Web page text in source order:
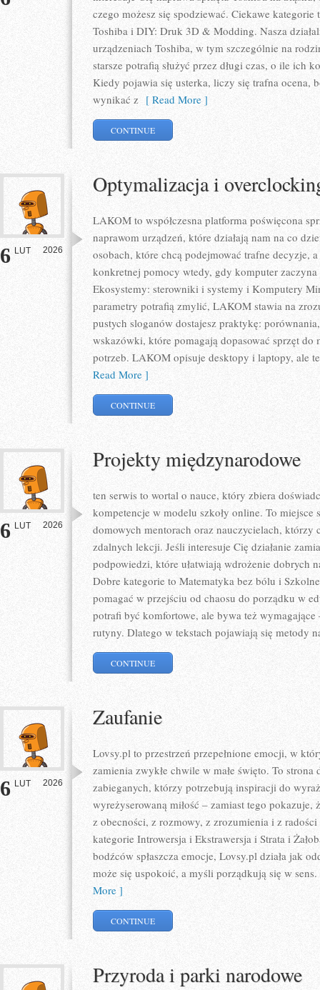
czego możesz się spodziewać. Ciekawe
Toshiba i DIY: Druk 3D & Modding. Nasza
urządzeniach Toshiba, w tym szczególnie na
starsze potrafią służyć przez długi czas, o ile ich
Kiedy pojawia się usterka, liczy się trafna ocena,
wynikać z [ Read More ]
CONTINUE
6 LUT 2026
Optymalizacja i
LAKOM to współczesna platforma poświęcona
naprawom urządzeń, które działają nam na co
osobach, które chcą podejmować trafne decyzje,
konkretnej pomocy wtedy, gdy komputer
Ekosystemy: sterowniki i systemy i Komputery
parametry potrafią zmylić, LAKOM stawia na
pustych sloganów dostajesz praktykę:
wskazówki, które pomagają dopasować sprzęt
potrzeb. LAKOM opisuje desktopy i laptopy, ale
Read More ]
CONTINUE
6 LUT 2026
Projekty międzynarodowe
ten serwis to wortal o nauce, który zbiera
kompetencje w modelu szkoły online. To miejsce
domowych mentorach oraz nauczycielach, którzy
zdalnych lekcji. Jeśli interesuje Cię działanie
podpowiedzi, które ułatwiają wdrożenie dobrych
Dobre kategorie to Matematyka bez bólu i
pomagać w przejściu od chaosu do porządku w
potrafi być komfortowe, ale bywa też
rutyny. Dlatego w tekstach pojawiają się metody
CONTINUE
6 LUT 2026
Zaufanie
Lovsy.pl to przestrzeń przepełnione emocji, w
zamienia zwykłe chwile w małe święto. To
zabieganych, którzy potrzebują inspiracji do
wyreżyserowaną miłość – zamiast tego pokazuje,
z obecności, z rozmowy, z zrozumienia i z
kategorie Introwersja i Ekstrawersja i Strata i
bodźców spłaszcza emocje, Lovsy.pl działa jak
może się uspokoić, a myśli porządkują się w sens.
More ]
CONTINUE
Przyroda i parki narodowe